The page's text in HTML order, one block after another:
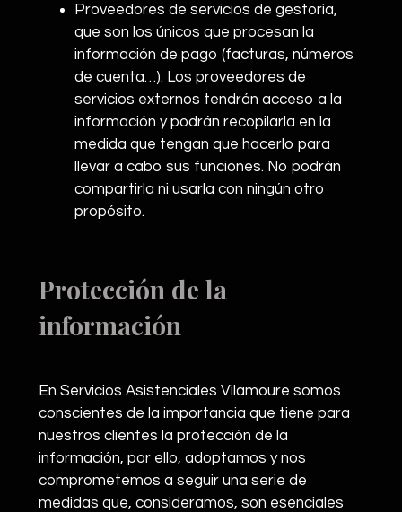
Proveedores de servicios de gestoría,
que son los únicos que procesan la
información de pago (facturas, números
de cuenta…). Los proveedores de
servicios externos tendrán acceso a la
información y podrán recopilarla en la
medida que tengan que hacerlo para
llevar a cabo sus funciones. No podrán
compartirla ni usarla con ningún otro
propósito.
Protección de la
información
En Servicios Asistenciales Vilamoure somos
conscientes de la importancia que tiene para
nuestros clientes la protección de la
información, por ello, adoptamos y nos
comprometemos a seguir una serie de
medidas que, consideramos, son esenciales